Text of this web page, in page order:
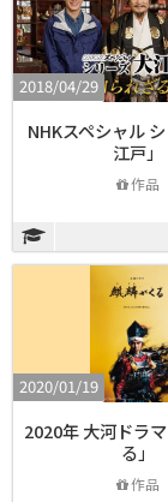
2018/04/29
NHKスペシャル
江戸」
作品
2020/01/19
2020年 大河ドラ
る」
作品